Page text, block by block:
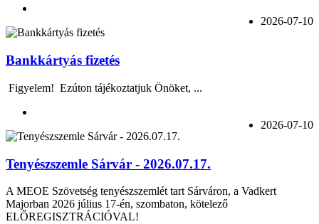
2026-07-10
Bankkártyás fizetés
Figyelem! Ezúton tájékoztatjuk Önöket, ...
2026-07-10
Tenyészszemle Sárvár - 2026.07.17.
A MEOE Szövetség tenyészszemlét tart Sárváron, a Vadkert
Majorban 2026 július 17-én, szombaton, kötelező
ELŐREGISZTRÁCIÓVAL!